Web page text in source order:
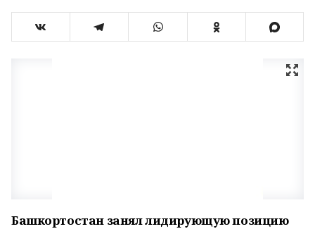
Башкортостан занял лидирующую позицию